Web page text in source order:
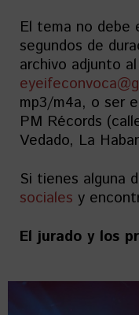
El tema no debe
segundos de
archivo adjunto
mp3/m4a, o ser
PM Récords
Vedado, La
Si tienes alguna
sociales y
El jurado y los